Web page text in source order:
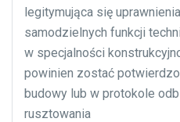
legitymująca się
samodzielnych funkcji
w specjalności
powinien zostać
budowy lub w protokole
rusztowania